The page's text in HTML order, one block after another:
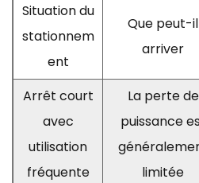
Situation du
stationnem
ent
Que peut-il
arriver
Arrêt court
avec
utilisation
fréquente
La perte de
puissance
limitée